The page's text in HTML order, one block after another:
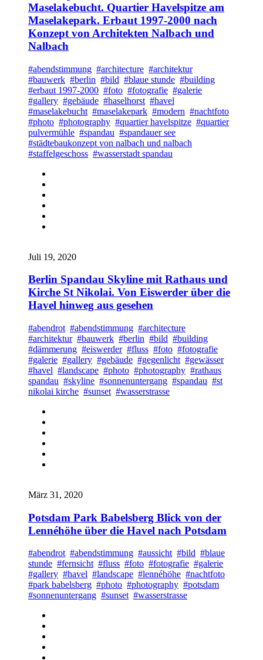
Maselakebucht. Quartier Havelspitze am
Maselakepark. Erbaut 1997-2000 nach
Konzept von Architekten Nalbach und
Nalbach
#abendstimmung #architecture #architektur
#bauwerk #berlin #bild #blaue stunde #building
#erbaut 1997-2000 #foto #fotografie #galerie
#gallery #gebäude #haselhorst #havel
#maselakebucht #maselakepark #modern #nachtfoto
#photo #photography #quartier havelspitze #quartier
pulvermühle #spandau #spandauer see
#städtebaukonzept von nalbach und nalbach
#staffelgeschoss #wasserstadt spandau
Juli 19, 2020
Berlin Spandau Skyline mit Rathaus und
Kirche St Nikolai. Von Eiswerder über die
Havel hinweg aus gesehen
#abendrot #abendstimmung #architecture
#architektur #bauwerk #berlin #bild #building
#dämmerung #eiswerder #fluss #foto #fotografie
#galerie #gallery #gebäude #gegenlicht #gewässer
#havel #landscape #photo #photography #rathaus
spandau #skyline #sonnenuntergang #spandau #st
nikolai kirche #sunset #wasserstrasse
März 31, 2020
Potsdam Park Babelsberg Blick von der
Lennéhöhe über die Havel nach Potsdam
#abendrot #abendstimmung #aussicht #bild #blaue
stunde #fernsicht #fluss #foto #fotografie #galerie
#gallery #havel #landscape #lennéhöhe #nachtfoto
#park babelsberg #photo #photography #potsdam
#sonnenuntergang #sunset #wasserstrasse